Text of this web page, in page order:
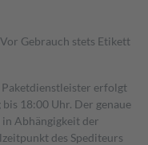
Gebrauch stets Etikett
Paketdienstleister erfolgt
18:00 Uhr. Der genaue
Abhängigkeit der
des Spediteurs